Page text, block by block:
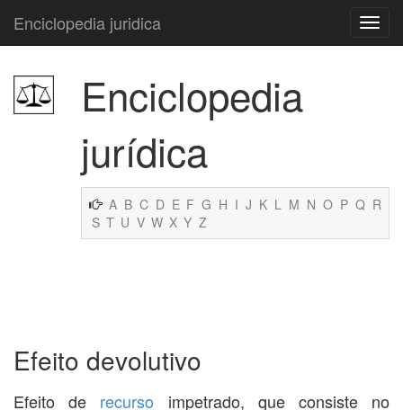
Enciclopedia juridica
Enciclopedia
jurídica
A B C D E F G H I J K L M N O P Q R
S T U V W X Y Z
Efeito devolutivo
Efeito de recurso impetrado, que consiste no